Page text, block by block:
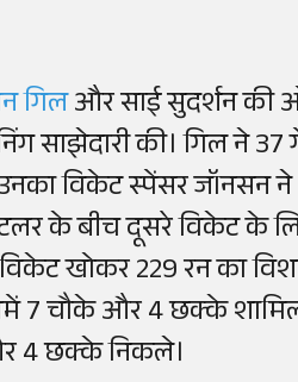
गिलऔर साई सुदर्शन की
साझेदारी की। गिल ने
विकेट स्पेंसर जॉनसन ने
के बीच दूसरे विकेट के
खोकर 229 रन का
7 चौके और 4 छक्के
4 छक्के निकले।